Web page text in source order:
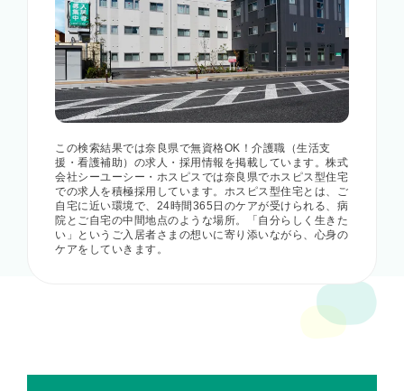
この検索結果では奈良県で無資格OK！介護職（生活支
援・看護補助）の求人・採用情報を掲載しています。株式
会社シーユーシー・ホスピスでは奈良県でホスピス型住宅
での求人を積極採用しています。ホスピス型住宅とは、ご
自宅に近い環境で、24時間365日のケアが受けられる、病
院とご自宅の中間地点のような場所。「自分らしく生きた
い」というご入居者さまの想いに寄り添いながら、心身の
ケアをしていきます。